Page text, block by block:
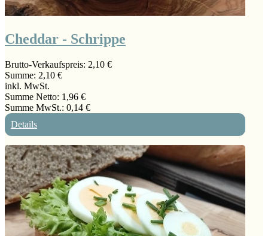
Cheddar - Schrippe
Brutto-Verkaufspreis: 2,10 €
Summe: 2,10 €
inkl. MwSt.
Summe Netto: 1,96 €
Summe MwSt.: 0,14 €
Details